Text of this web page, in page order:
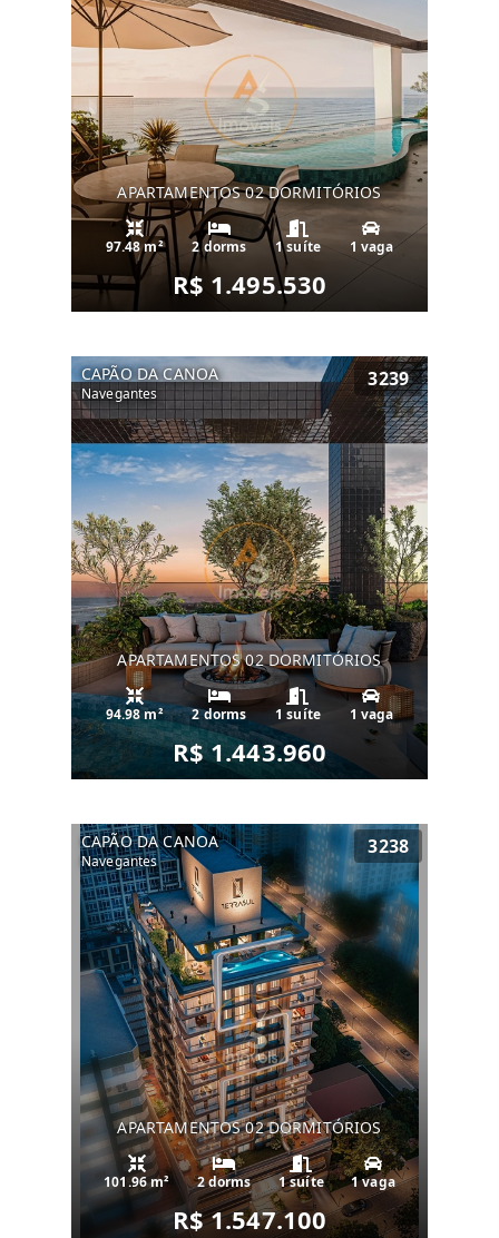
APARTAMENTOS 02 DORMITÓRIOS
97.48 m² 2 dorms 1 suíte 1 vaga
R$ 1.495.530
CAPÃO DA CANOA
Navegantes
3239
APARTAMENTOS 02 DORMITÓRIOS
94.98 m² 2 dorms 1 suíte 1 vaga
R$ 1.443.960
CAPÃO DA CANOA
Navegantes
3238
APARTAMENTOS 02 DORMITÓRIOS
101.96 m² 2 dorms 1 suíte 1 vaga
R$ 1.547.100